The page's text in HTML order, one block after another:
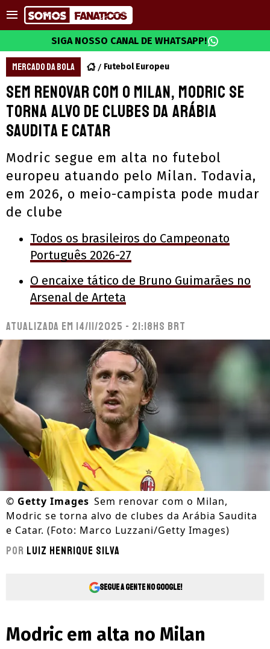
SIGA NOSSO CANAL DE WHATSAPP!
MERCADO DA BOLA Futebol Europeu
Sem renovar com o Milan, Modric se
torna alvo de clubes da Arábia
Saudita e Catar
Modric segue em alta no futebol
europeu atuando pelo Milan. Todavia,
em 2026, o meio-campista pode mudar
de clube
Todos os brasileiros do Campeonato
Português 2026-27
O encaixe tático de Bruno Guimarães no
Arsenal de Arteta
Atualizada em 14/11/2025 - 21:18hs BRT
© Getty Images Sem renovar com o Milan,
Modric se torna alvo de clubes da Arábia Saudita
e Catar. (Foto: Marco Luzzani/Getty Images)
Por Luiz Henrique Silva
Segue a gente no Google!
Modric em alta no Milan